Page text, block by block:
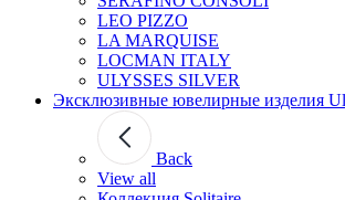
LEO PIZZO
LA MARQUISE
LOCMAN ITALY
ULYSSES SILVER
Эксклюзивные ювелирные изделия
Back
View all